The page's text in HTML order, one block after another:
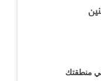
منطقتك